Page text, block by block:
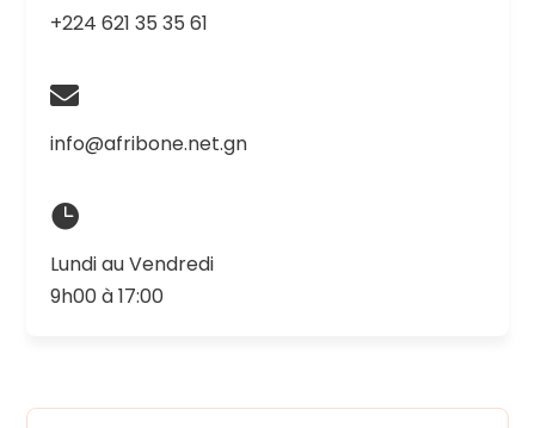
+224 621 35 35 61

info@afribone.net.gn

Lundi au Vendredi
9h00 à 17:00